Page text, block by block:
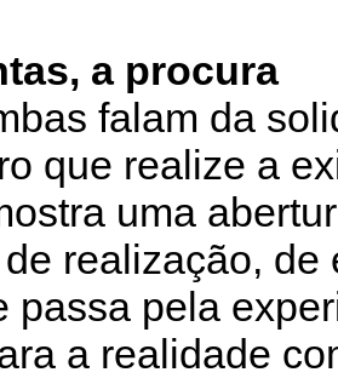
a procura
falam da
que realize a
uma
realização,
passa pela
a realidade